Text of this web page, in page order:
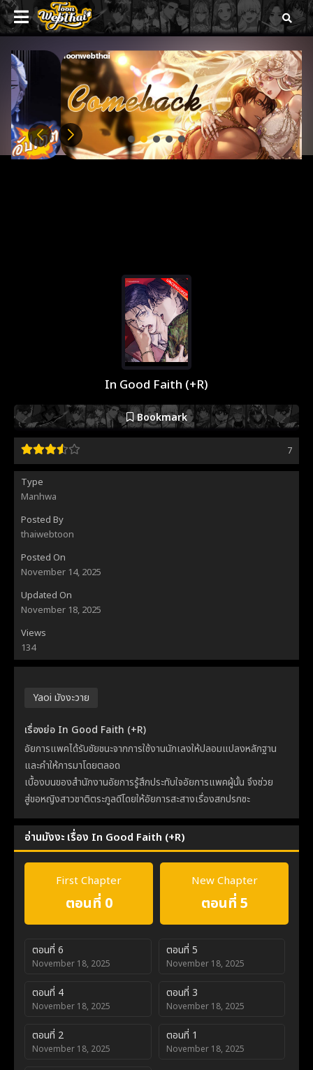
In Good Faith (+R)
Bookmark
7
Type
Manhwa
Posted By
thaiwebtoon
Posted On
November 14, 2025
Updated On
November 18, 2025
Views
134
Yaoi มังงะวาย
เรื่องย่อ In Good Faith (+R)
อัยการแพคได้รับชัยชนะจากการใช้งานนักเลงให้ปลอมแปลงหลักฐาน
และคำให้การมาโดยตลอด
เบื้องบนของสำนักงานอัยการรู้สึกประทับใจอัยการแพคผู้นั้น จึงช่วย
สู่ขอหญิงสาวชาติตระกูลดีโดยให้อัยการสะสางเรื่องสกปรกซะ
อ่านมังงะ เรื่อง In Good Faith (+R)
First Chapter
ตอนที่ 0
New Chapter
ตอนที่ 5
ตอนที่ 6
November 18, 2025
ตอนที่ 5
November 18, 2025
ตอนที่ 4
November 18, 2025
ตอนที่ 3
November 18, 2025
ตอนที่ 2
November 18, 2025
ตอนที่ 1
November 18, 2025